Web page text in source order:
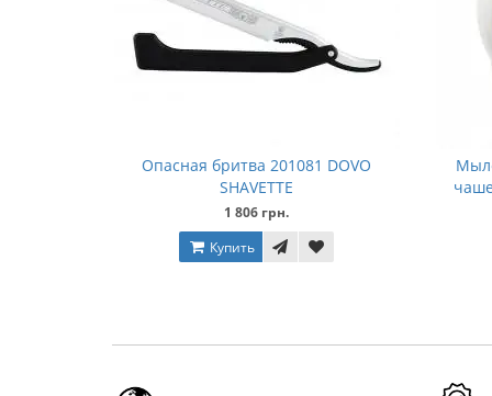
Опасная бритва 201081 DOVO
SHAVETTE
1 806 грн.
Купить